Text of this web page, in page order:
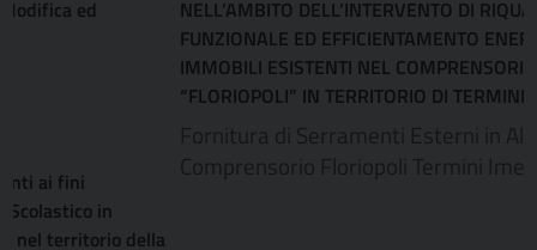
NELL’AMBITO DELL’INTERVENTO DI RIQUALIFICAZIONE
FUNZIONALE ED EFFICIENTAMENTO ENERGETICO DEGLI
IMMOBILI ESISTENTI NEL COMPRENSORIO DENOMINATO
“FLORIOPOLI” IN TERRITORIO DI TERMINI IMERSE (PA)